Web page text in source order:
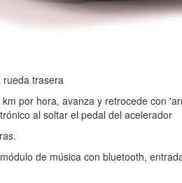
trasera
por hora, avanza y retrocede con
al soltar el pedal del acelerador
de música con bluetooth,